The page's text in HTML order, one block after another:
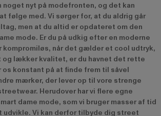
noget nyt på modefronten, og det kan
følge med. Vi sørger for, at du aldrig går
men at du altid er opdateret om den
mode. Er du på udkig efter en moderne
kompromiløs, når det gælder et cool udtryk,
lækker kvalitet, er du havnet det rette
konstant på at finde frem til såvel
mærker, der lever op til vore strenge
Herudover har vi flere egne
dame mode, som vi bruger masser af tid
udvikle. Vi kan derfor tilbyde dig street